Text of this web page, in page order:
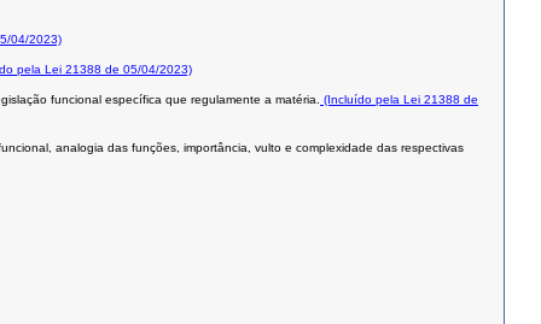
04/2023)
pela Lei 21388 de 05/04/2023)
funcional específica que regulamente a matéria.
(Incluído pela Lei 21388 de
analogia das funções, importância, vulto e complexidade das respectivas